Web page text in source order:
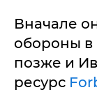
Вначале
обороны в
позже и
ресурс